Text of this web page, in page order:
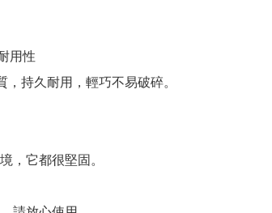
用性
持久耐用，輕巧不易破碎。
，它都很堅固。